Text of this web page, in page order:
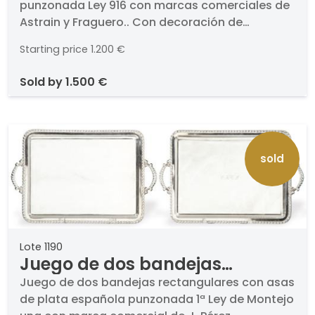
con marcas comerciales de
Astrain y Fraguero.
punzonada Ley 916 con marcas comerciales de
Astrain y Fraguero.. Con decoración de
de dos asas, cafetera, tetera, azucarero,
Kg. Medidas bandeja: 36 x 57 cm
Starting price 1.200 €
sold by1.500 €
sold
Lote 1190
Juego de dos bandejas
rectangulares con asas de
plata española punzonada 1ª
Juego de dos bandejas rectangulares con asas
de plata española punzonada 1ª Ley de Montejo